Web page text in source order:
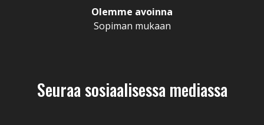
Olemme avoinna
Sopiman mukaan
Seuraa sosiaalisessa mediassa